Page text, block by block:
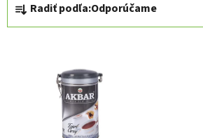
a
d
Radiť podľa:Odporúčame